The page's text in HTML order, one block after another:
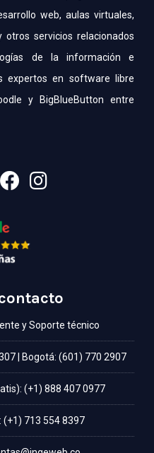
web, aulas virtuales,
servicios relacionados
de la información e
expertos en software libre
y BigBlueButton entre
y Soporte técnico
| Bogotá: (601) 770 2907
(+1) 888 407 0977
(+1) 713 554 8397